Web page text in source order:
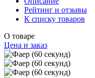
Рейтинг и отзывы
К списку товаров
О товаре
Цена и заказ